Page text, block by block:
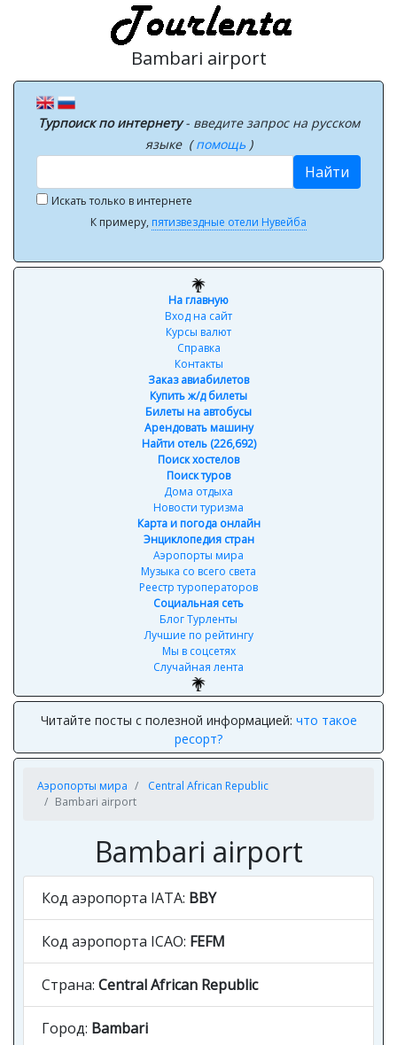
Bambari airport
Турпоиск по интернету- введите запрос на русском
языке (помощь )
Найти
Искать только в интернете
К примеру, пятизвездные отели Нувейба
На главную
Вход на сайт
Курсы валют
Справка
Контакты
Заказ авиабилетов
Купить ж/д билеты
Билеты на автобусы
Арендовать машину
Найти отель (226,692)
Поиск хостелов
Поиск туров
Дома отдыха
Новости туризма
Карта и погода онлайн
Энциклопедия стран
Аэропорты мира
Музыка со всего света
Реестр туроператоров
Социальная сеть
Блог Турленты
Лучшие по рейтингу
Мы в соцсетях
Случайная лента
Читайте посты с полезной информацией: что такое
ресорт?
Аэропорты мира
Central African Republic
Bambari airport
Bambari airport
Код аэропорта IATA: BBY
Код аэропорта ICAO: FEFM
Страна: Central African Republic
Город: Bambari